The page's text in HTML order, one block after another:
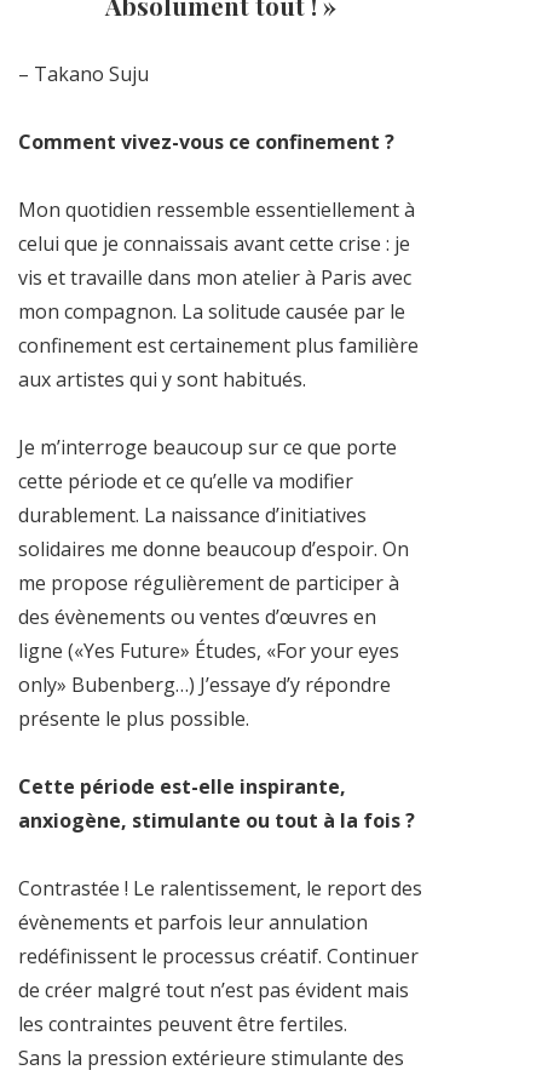
– Takano Suju
Comment vivez-vous ce confinement ?
Mon quotidien ressemble essentiellement à
celui que je connaissais avant cette crise : je
vis et travaille dans mon atelier à Paris avec
mon compagnon. La solitude causée par le
confinement est certainement plus familière
aux artistes qui y sont habitués.
Je m’interroge beaucoup sur ce que porte
cette période et ce qu’elle va modifier
durablement. La naissance d’initiatives
solidaires me donne beaucoup d’espoir. On
me propose régulièrement de participer à
des évènements ou ventes d’œuvres en
ligne («Yes Future» Études, «For your eyes
only» Bubenberg…) J’essaye d’y répondre
présente le plus possible.
Cette période est-elle inspirante,
anxiogène, stimulante ou tout à la fois ?
Contrastée ! Le ralentissement, le report des
évènements et parfois leur annulation
redéfinissent le processus créatif. Continuer
de créer malgré tout n’est pas évident mais
les contraintes peuvent être fertiles.
Sans la pression extérieure stimulante des